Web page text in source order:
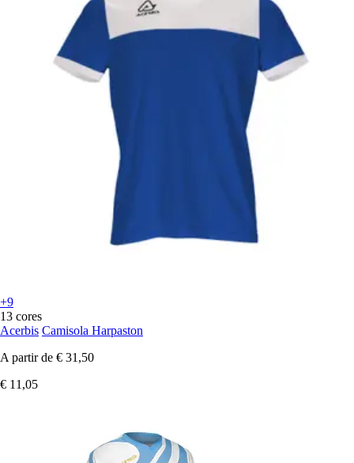
+9
13 cores
Acerbis Camisola Harpaston
A partir de € 31,50
€ 11,05